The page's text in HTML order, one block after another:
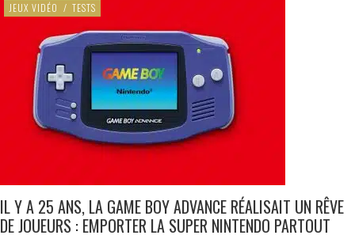
JEUX VIDÉO / TESTS
IL Y A 25 ANS, LA GAME BOY ADVANCE RÉALISAIT UN RÊVE
DE JOUEURS : EMPORTER LA SUPER NINTENDO PARTOUT